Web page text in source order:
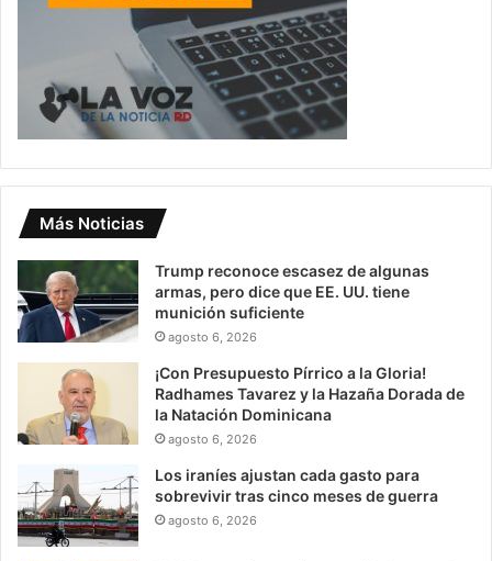
Más Noticias
Trump reconoce escasez de algunas
armas, pero dice que EE. UU. tiene
munición suficiente
agosto 6, 2026
¡Con Presupuesto Pírrico a la Gloria!
Radhames Tavarez y la Hazaña Dorada de
la Natación Dominicana
agosto 6, 2026
Los iraníes ajustan cada gasto para
sobrevivir tras cinco meses de guerra
agosto 6, 2026